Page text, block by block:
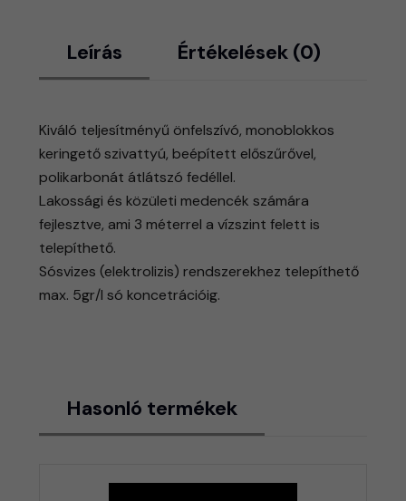
Leírás Értékelések (0)
Kiváló teljesítményű önfelszívó, monoblokkos
keringető szivattyú, beépített előszűrővel,
polikarbonát átlátszó fedéllel.
Lakossági és közületi medencék számára
fejlesztve, ami 3 méterrel a vízszint felett is
telepíthető.
Sósvizes (elektrolizis) rendszerekhez telepíthető
max. 5gr/l só koncetrációig.
Hasonló termékek